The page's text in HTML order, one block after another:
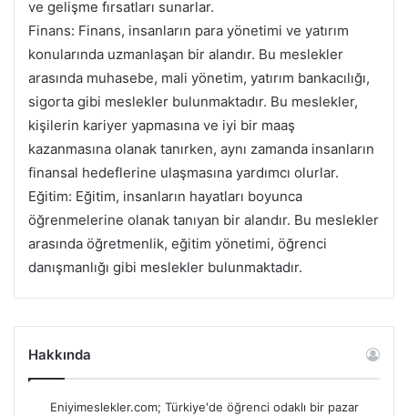
ve gelişme fırsatları sunarlar.
Finans: Finans, insanların para yönetimi ve yatırım
konularında uzmanlaşan bir alandır. Bu meslekler
arasında muhasebe, mali yönetim, yatırım bankacılığı,
sigorta gibi meslekler bulunmaktadır. Bu meslekler,
kişilerin kariyer yapmasına ve iyi bir maaş
kazanmasına olanak tanırken, aynı zamanda insanların
finansal hedeflerine ulaşmasına yardımcı olurlar.
Eğitim: Eğitim, insanların hayatları boyunca
öğrenmelerine olanak tanıyan bir alandır. Bu meslekler
arasında öğretmenlik, eğitim yönetimi, öğrenci
danışmanlığı gibi meslekler bulunmaktadır.
Hakkında
Eniyimeslekler.com; Türkiye'de öğrenci odaklı bir pazar